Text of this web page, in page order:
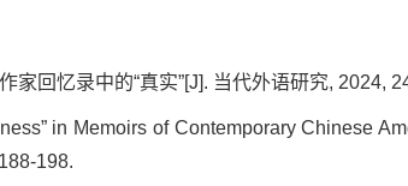
家回忆录中的“真实”[J]. 当代外语研究, 2024,
in Memoirs of Contemporary Chinese
198.